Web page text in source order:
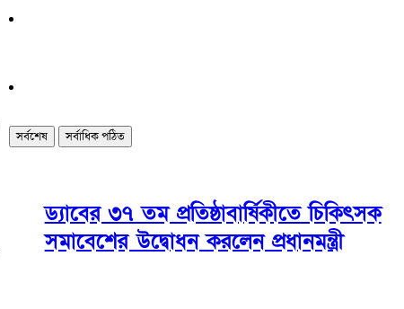
সর্বশেষ সর্বাধিক পঠিত
ড্যাবের ৩৭ তম প্রতিষ্ঠাবার্ষিকীতে চিকিৎসক
সমাবেশের উদ্বোধন করলেন প্রধানমন্ত্রী